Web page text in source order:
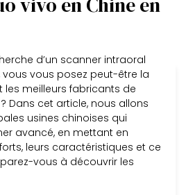
d’un scanner intraoral
vous posez peut-être la
les meilleurs fabricants de
Dans cet article, nous allons
usines chinoises qui
avancé, en mettant en
leurs caractéristiques et ce
vous à découvrir les